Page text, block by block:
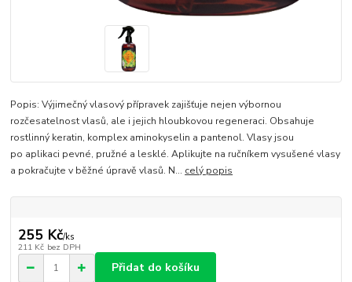
Popis: Výjimečný vlasový přípravek zajišťuje nejen výbornou
rozčesatelnost vlasů, ale i jejich hloubkovou regeneraci. Obsahuje
rostlinný keratin, komplex aminokyselin a pantenol. Vlasy jsou
po aplikaci pevné, pružné a lesklé. Aplikujte na ručníkem vysušené vlasy
a pokračujte v běžné úpravě vlasů. N... celý popis
255 Kč/ks
211 Kč bez DPH
Přidat do košíku